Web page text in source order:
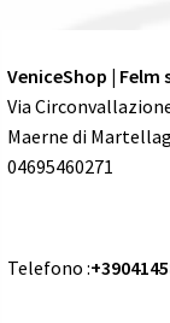
VeniceShop | Felm
Via
Maerne di
04695460271
Telefono :